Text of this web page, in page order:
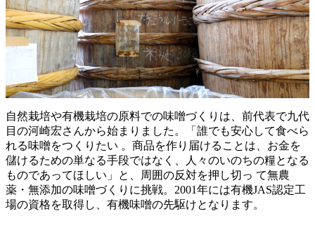
自然栽培や有機栽培の原料での味噌づくりは、前代表で九代
目の河崎宏さんから始まりました。「誰でも安心して食べら
れる味噌をつくりたい 。商品を作り届けることは、お金を
儲けるための単なる手段ではなく、人々のいのちの糧となる
ものであってほしい」と、周囲の反対を押し切っ て無農
薬・無添加の味噌づくりに挑戦。2001年には有機JAS認定工
場の資格を取得し、有機味噌の先駆けとなります。